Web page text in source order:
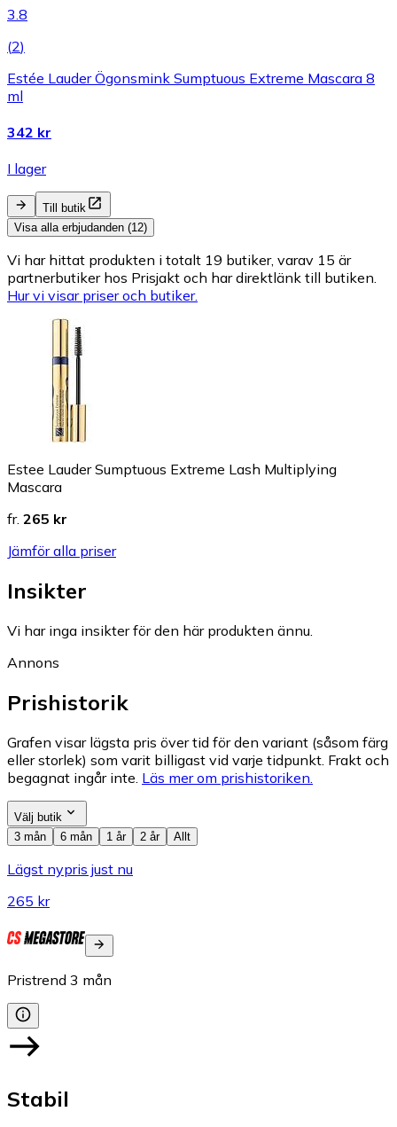
3.8
(2)
Estée Lauder Ögonsmink Sumptuous Extreme Mascara 8
ml
342 kr
I lager
Till butik
Visa alla erbjudanden (12)
Vi har hittat produkten i totalt 19 butiker, varav 15 är
partnerbutiker hos Prisjakt och har direktlänk till butiken.
Hur vi visar priser och butiker.
Estee Lauder Sumptuous Extreme Lash Multiplying
Mascara
fr. 265 kr
Jämför alla priser
Insikter
Vi har inga insikter för den här produkten ännu.
Annons
Prishistorik
Grafen visar lägsta pris över tid för den variant (såsom färg
eller storlek) som varit billigast vid varje tidpunkt. Frakt och
begagnat ingår inte. Läs mer om prishistoriken.
Välj butik
3 mån
6 mån 1 år 2 år Allt
Lägst nypris just nu
265 kr
Pristrend 3 mån
Stabil